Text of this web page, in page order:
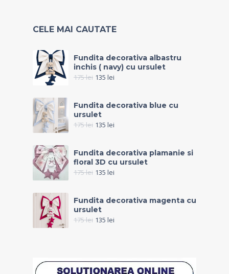
CELE MAI CAUTATE
Fundita decorativa albastru
inchis ( navy) cu ursulet
175lei 135 lei
Fundita decorativa blue cu
ursulet
175lei 135 lei
Fundita decorativa plamanie si
floral 3D cu ursulet
175lei 135 lei
Fundita decorativa magenta cu
ursulet
175lei 135 lei